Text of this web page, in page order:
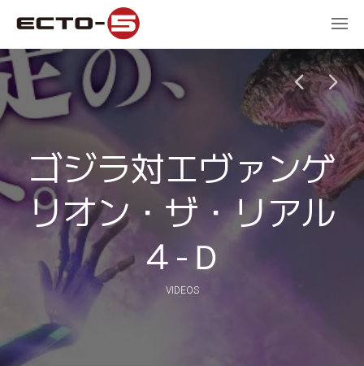
ゴジラ対エヴァンゲ
リオン・ザ・リアル
４-Ｄ
VIDEOS